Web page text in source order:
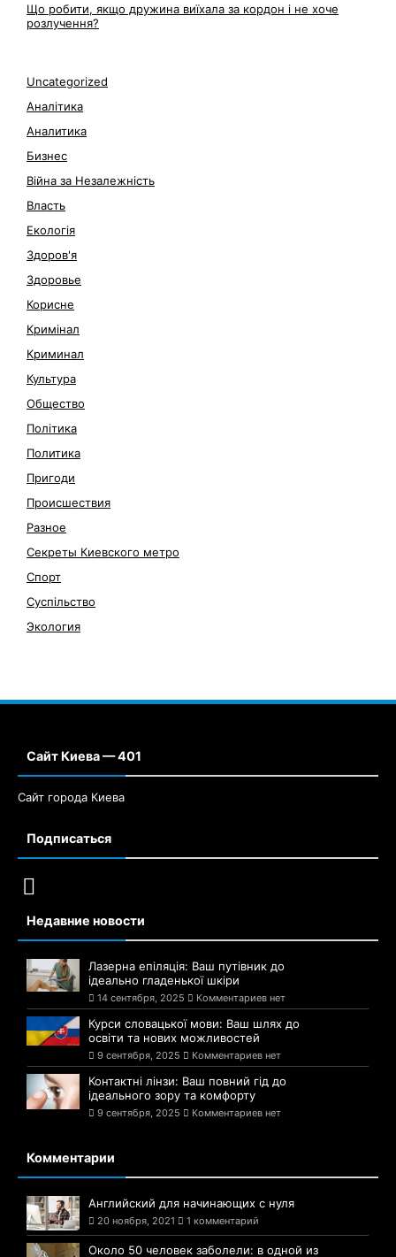
Що робити, якщо дружина виїхала за кордон і не хоче
розлучення?
Uncategorized
Аналітика
Аналитика
Бизнес
Війна за Незалежність
Власть
Екологія
Здоров'я
Здоровье
Корисне
Кримінал
Криминал
Культура
Общество
Політика
Политика
Пригоди
Происшествия
Разное
Секреты Киевского метро
Спорт
Суспільство
Экология
Сайт Киева — 401
Сайт города Киева
Подписаться
Недавние новости
Лазерна епіляція: Ваш путівник до
ідеально гладенької шкіри
14 сентября, 2025 Комментариев нет
Курси словацької мови: Ваш шлях до
освіти та нових можливостей
9 сентября, 2025 Комментариев нет
Контактні лінзи: Ваш повний гід до
ідеального зору та комфорту
9 сентября, 2025 Комментариев нет
Комментарии
Английский для начинающих с нуля
20 ноября, 2021 1 комментарий
Около 50 человек заболели: в одной из